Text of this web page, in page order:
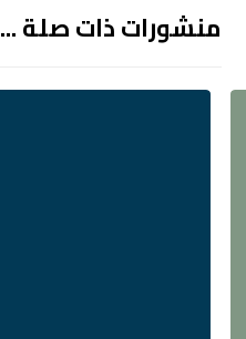
منشورات ذات صلة ...